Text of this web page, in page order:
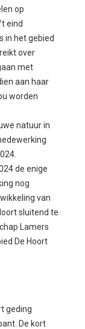
op
eind
in het gebied
over
met
aan haar
worden
natuur in
de enige
nog
van
sluitend te
Lamers
De Hoort
geding
De kort